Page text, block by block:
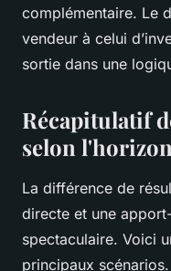
complémentaire. Le
vendeur à celui
sortie dans une
Récapitulatif
selon
La différence de
directe et une
spectaculaire. Voici
principaux scénarios.